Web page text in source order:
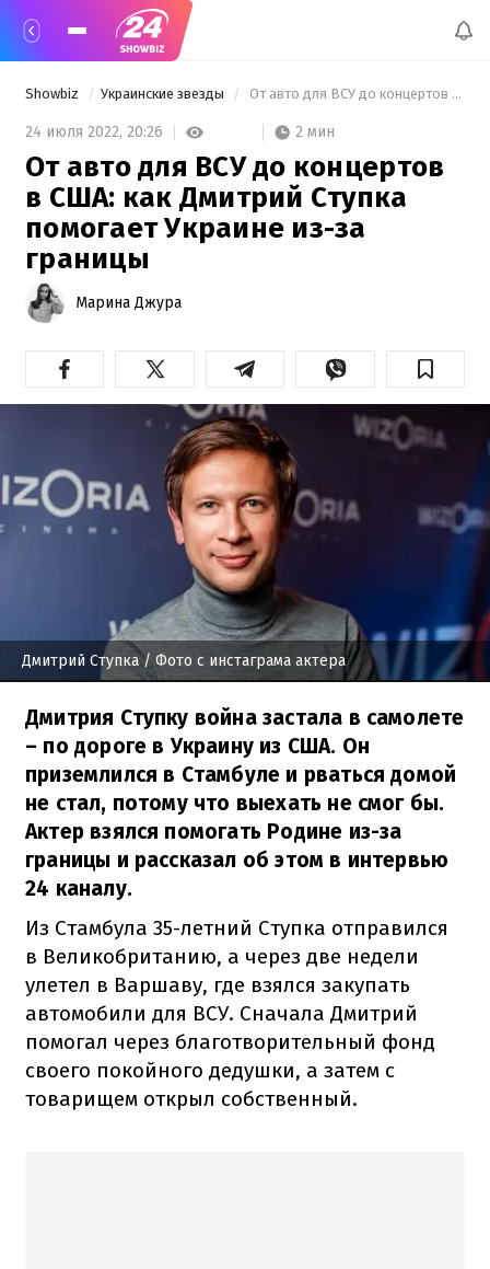
Showbiz Украинские звезды От авто для ВСУ до концертов в США: как Дмитрий Ступка помогает Украине из-за границы
24 июля 2022, 20:26 2 мин
От авто для ВСУ до концертов
в США: как Дмитрий Ступка
помогает Украине из-за
границы
Марина Джура
Дмитрий Ступка / Фото с инстаграма актера
Дмитрия Ступку война застала в самолете
– по дороге в Украину из США. Он
приземлился в Стамбуле и рваться домой
не стал, потому что выехать не смог бы.
Актер взялся помогать Родине из-за
границы и рассказал об этом в интервью
24 каналу.
Из Стамбула 35-летний Ступка отправился
в Великобританию, а через две недели
улетел в Варшаву, где взялся закупать
автомобили для ВСУ. Сначала Дмитрий
помогал через благотворительный фонд
своего покойного дедушки, а затем с
товарищем открыл собственный.